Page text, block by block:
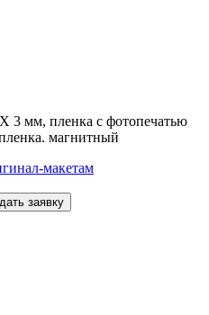
3 мм, пленка с фотопечатью
магнитный
макетам
заявку